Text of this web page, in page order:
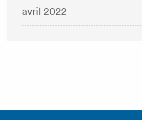
avril 2022